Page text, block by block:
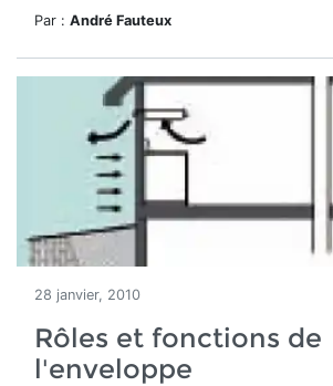
Par : André Fauteux
28 janvier, 2010
Rôles et fonctions de
l'enveloppe